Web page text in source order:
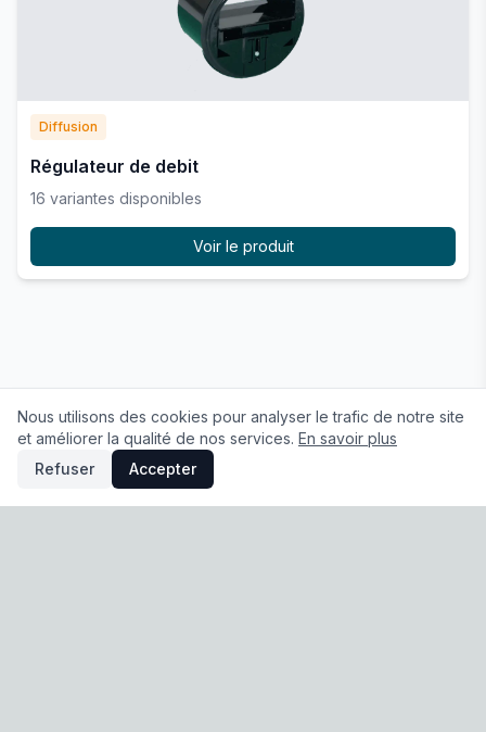
Diffusion
Régulateur de debit
16 variantes disponibles
Voir le produit
Nous utilisons des cookies pour analyser le trafic de notre site
et améliorer la qualité de nos services. En savoir plus
Refuser
Accepter